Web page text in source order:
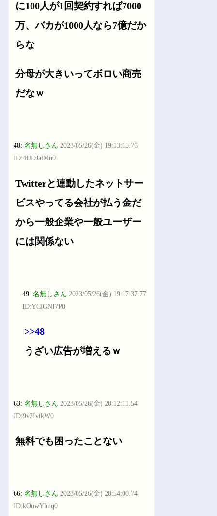
に100人が1回契約すれば7000
万、バカが1000人なら7億だか
らな
分母が大きいってボロい商売
だなｗ
48:名無しさん 2023/05/26(金) 19:13:15.76
ID:4UDJalMn0
Twitterと連動したネットサー
ビスやってる会社が払う金だ
から一般企業や一般ユーザー
には関係ない
49:名無しさん 2023/05/26(金) 19:17:37.77
ID:YCiGNI7P0
>>48
うざい広告が増えるｗ
63:名無しさん 2023/05/26(金) 20:12:11.54
ID:9v2IvtkW0
無料でも困ったことない
66:名無しさん 2023/05/26(金) 20:54:00.74
ID:kOuwYhnq0